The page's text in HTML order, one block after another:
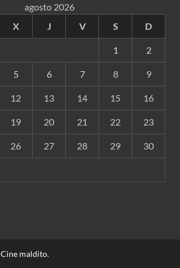
agosto 2026
X J V S D
1 2
5 6 7 8 9
12 13 14 15 16
19 20 21 22 23
26 27 28 29 30
Cine maldito.